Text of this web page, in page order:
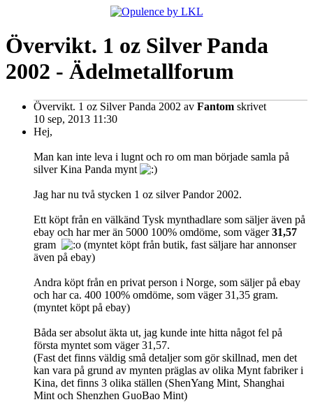
Övervikt. 1 oz Silver Panda
2002 - Ädelmetallforum
Övervikt. 1 oz Silver Panda 2002 av Fantom skrivet
10 sep, 2013 11:30
Hej,
Man kan inte leva i lugnt och ro om man började samla på
silver Kina Panda mynt
Jag har nu två stycken 1 oz silver Pandor 2002.
Ett köpt från en välkänd Tysk mynthadlare som säljer även på
ebay och har mer än 5000 100% omdöme, som väger31,57
gram
(myntet köpt från butik, fast säljare har annonser
även på ebay)
Andra köpt från en privat person i Norge, som säljer på ebay
och har ca. 400 100% omdöme, som väger 31,35 gram.
(myntet köpt på ebay)
Båda ser absolut äkta ut, jag kunde inte hitta något fel på
första myntet som väger 31,57.
(Fast det finns väldig små detaljer som gör skillnad, men det
kan vara på grund av mynten präglas av olika Mynt fabriker i
Kina, det finns 3 olika ställen (ShenYang Mint, Shanghai
Mint och Shenzhen GuoBao Mint)